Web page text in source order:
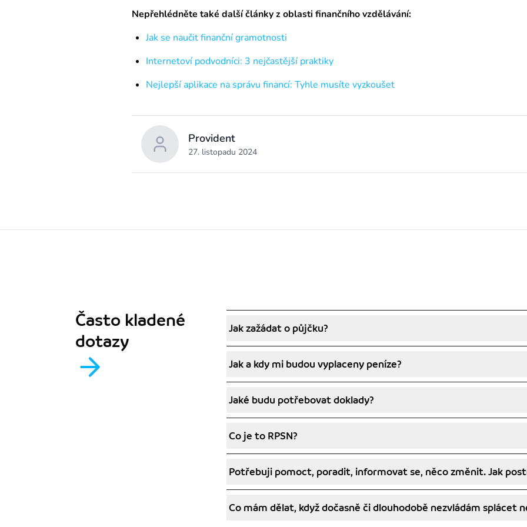
Nepřehlédněte také další články z oblasti finančního vzdělávání:
Jak se naučit finanční gramotnosti
Internetoví podvodníci: 3 nejčastější praktiky
Nejlepší aplikace na správu financí: Tyhle musíte vyzkoušet
Provident
27. listopadu 2024
Často kladené
dotazy
Jak zažádat o půjčku?
Jak a kdy mi budou vyplaceny peníze?
Jaké budu potřebovat doklady?
Co je to RPSN?
Potřebuji pomoct, poradit, informovat se, něco změnit. Jak
Co mám dělat, když dočasně či dlouhodobě nezvládám splácet